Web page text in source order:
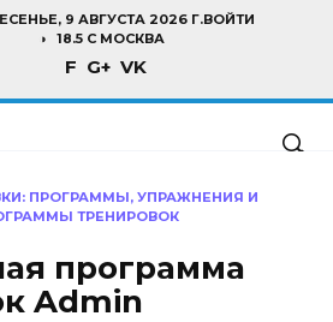
9 АВГУСТА 2026 Г.ВОЙТИ
18.5 C МОСКВА
F G+ VK
ПРОГРАММЫ, УПРАЖНЕНИЯ И
ТРЕНИРОВОК
программа
Admin